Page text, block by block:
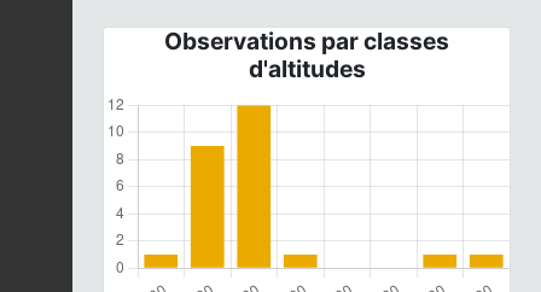
Observations par classes
d'altitudes